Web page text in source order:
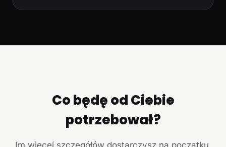
Co będę od Ciebie
potrzebował?
Im więcej szczegółów dostarczysz na początku,